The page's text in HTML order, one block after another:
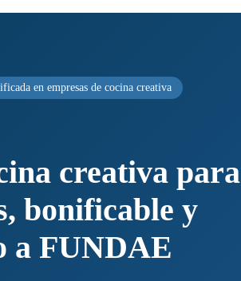
en empresas de cocina creativa
creativa para
bonificable y
a FUNDAE